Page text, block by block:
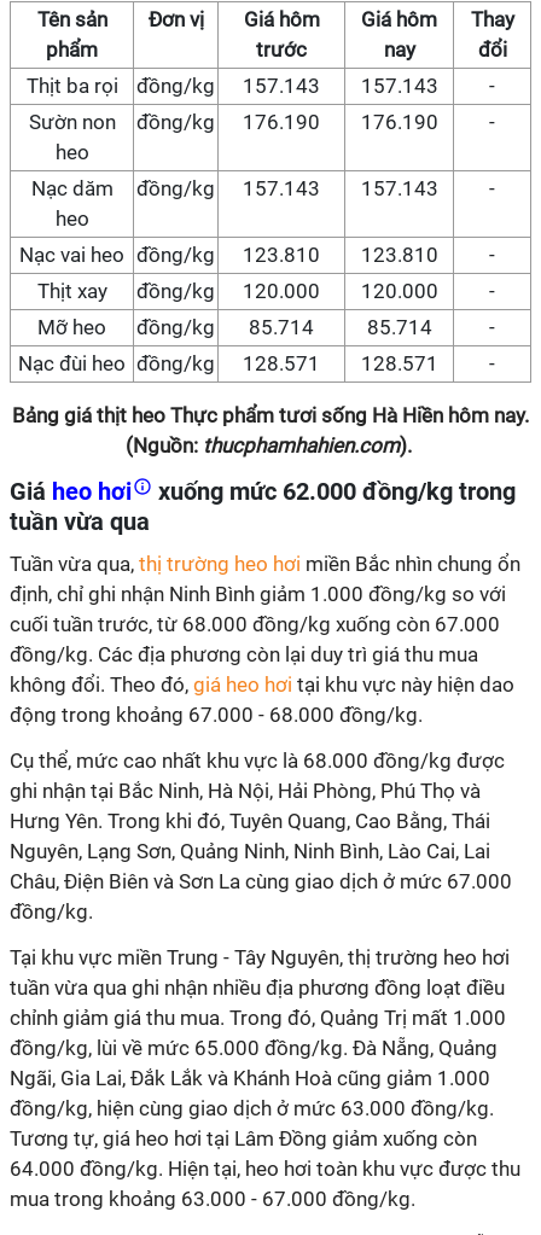
Tên sản
phẩm
Đơn vị
Giá hôm
trước
Giá hôm
nay
Thay
đổi
Thịt ba rọi
đồng/kg 157.143 157.143
-
Sườn non
heo
đồng/kg 176.190 176.190 -
Nạc dăm
heo
đồng/kg 157.143 157.143 -
Nạc vai heo đồng/kg 123.810 123.810
-
Thịt xay
đồng/kg 120.000 120.000
-
Mỡ heo
đồng/kg 85.714 85.714
-
Nạc đùi heo đồng/kg 128.571 128.571 -
Bảng giá thịt heo Thực phẩm tươi sống Hà Hiền hôm nay.
(Nguồn:thucphamhahien.com).
Giá heo hơi
xuống mức 62.000 đồng/kg trong
tuần vừa qua
Tuần vừa qua, thị trường heo hơi miền Bắc nhìn chung ổn
định, chỉ ghi nhận Ninh Bình giảm 1.000 đồng/kg so với
cuối tuần trước, từ 68.000 đồng/kg xuống còn 67.000
đồng/kg. Các địa phương còn lại duy trì giá thu mua
không đổi. Theo đó, giá heo hơi tại khu vực này hiện dao
động trong khoảng 67.000 - 68.000 đồng/kg.
Cụ thể, mức cao nhất khu vực là 68.000 đồng/kg được
ghi nhận tại Bắc Ninh, Hà Nội, Hải Phòng, Phú Thọ và
Hưng Yên. Trong khi đó, Tuyên Quang, Cao Bằng, Thái
Nguyên, Lạng Sơn, Quảng Ninh, Ninh Bình, Lào Cai, Lai
Châu, Điện Biên và Sơn La cùng giao dịch ở mức 67.000
đồng/kg.
Tại khu vực miền Trung - Tây Nguyên, thị trường heo hơi
tuần vừa qua ghi nhận nhiều địa phương đồng loạt điều
chỉnh giảm giá thu mua. Trong đó, Quảng Trị mất 1.000
đồng/kg, lùi về mức 65.000 đồng/kg. Đà Nẵng, Quảng
Ngãi, Gia Lai, Đắk Lắk và Khánh Hoà cũng giảm 1.000
đồng/kg, hiện cùng giao dịch ở mức 63.000 đồng/kg.
Tương tự, giá heo hơi tại Lâm Đồng giảm xuống còn
64.000 đồng/kg. Hiện tại, heo hơi toàn khu vực được thu
mua trong khoảng 63.000 - 67.000 đồng/kg.